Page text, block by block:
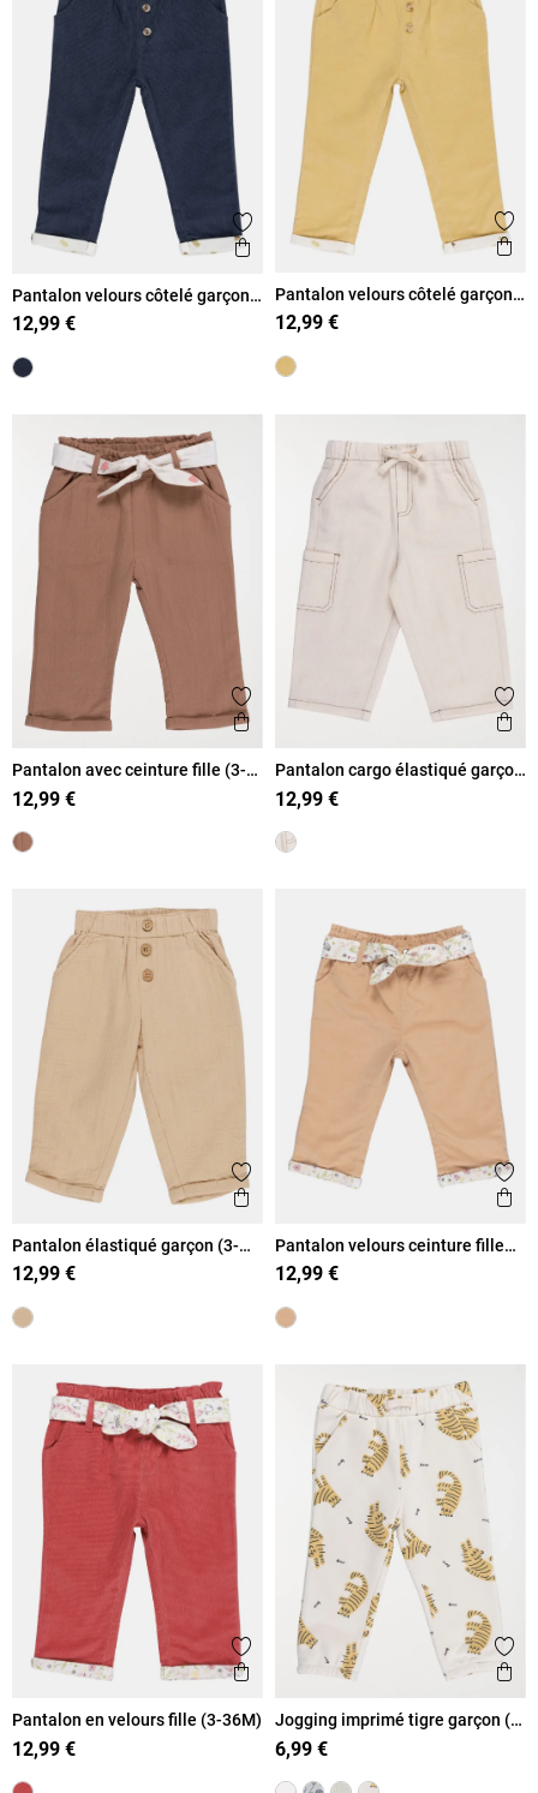
Ajouter aux favoris
Aperçu rapide
Pantalon velours côtelé garçon
(3-36M)
12,99 €
Pantalon velours côtelé garçon
(3-36M)
12,99 €
Ajouter aux favoris
Aperçu rapide
Pantalon avec ceinture fille (3-
36M)
12,99 €
Pantalon cargo élastiqué garçon
(6-36M)
12,99 €
Ajouter aux favoris
Aperçu rapide
Pantalon élastiqué garçon (3-
36M)
12,99 €
Pantalon velours ceinture fille
(3-36M)
12,99 €
Ajouter aux favoris
Aperçu rapide
Pantalon en velours fille (3-36M)
12,99 €
Jogging imprimé tigre garçon (3-
36M)
6,99 €